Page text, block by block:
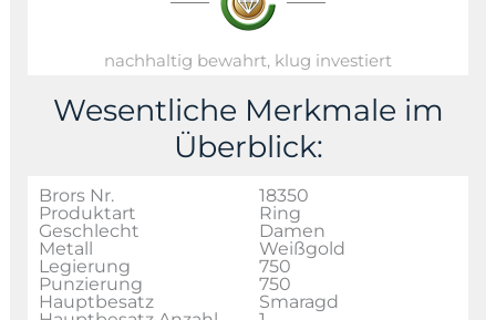
nachhaltig bewahrt, klug investiert
Wesentliche Merkmale im
Überblick:
Brors Nr.
18350
Produktart
Ring
Geschlecht
Damen
Metall
Weißgold
Legierung
750
Punzierung
750
Hauptbesatz
Smaragd